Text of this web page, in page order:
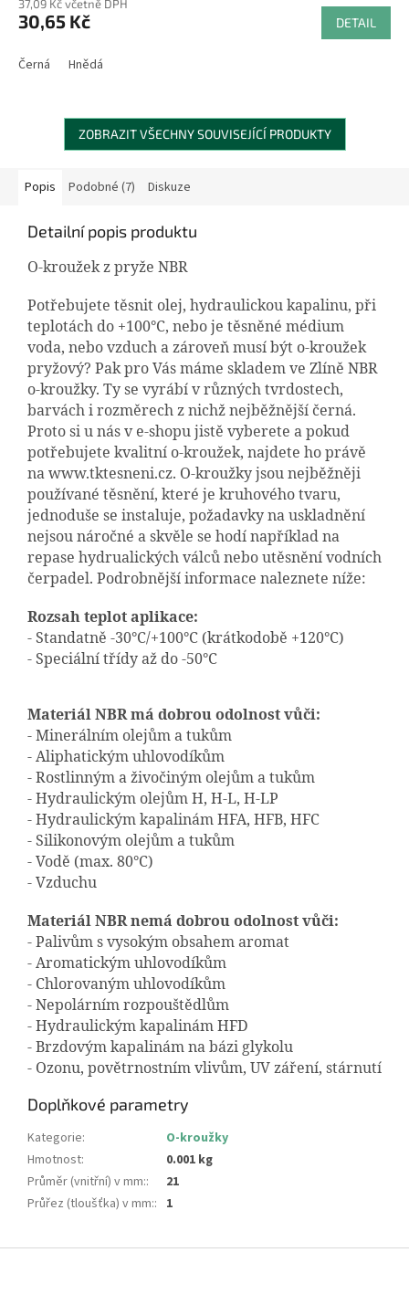
37,09 Kč včetně DPH
30,65 Kč DETAIL
Černá Hnědá
ZOBRAZIT VŠECHNY SOUVISEJÍCÍ PRODUKTY
Popis Podobné (7) Diskuze
Detailní popis produktu
O-kroužek z pryže NBR
Potřebujete těsnit olej, hydraulickou kapalinu, při
teplotách do +100°C, nebo je těsněné médium
voda, nebo vzduch a zároveň musí být o-kroužek
pryžový? Pak pro Vás máme skladem ve Zlíně NBR
o-kroužky. Ty se vyrábí v různých tvrdostech,
barvách i rozměrech z nichž nejběžnější černá.
Proto si u nás v e-shopu jistě vyberete a pokud
potřebujete kvalitní o-kroužek, najdete ho právě
na www.tktesneni.cz. O-kroužky jsou nejběžněji
používané těsnění, které je kruhového tvaru,
jednoduše se instaluje, požadavky na uskladnění
nejsou náročné a skvěle se hodí například na
repase hydrualických válců nebo utěsnění vodních
čerpadel. Podrobnější informace naleznete níže:
Rozsah teplot aplikace:
- Standatně -30°C/+100°C (krátkodobě +120°C)
- Speciální třídy až do -50°C
Materiál NBR má dobrou odolnost vůči:
- Minerálním olejům a tukům
- Aliphatickým uhlovodíkům
- Rostlinným a živočiným olejům a tukům
- Hydraulickým olejům H, H-L, H-LP
- Hydraulickým kapalinám HFA, HFB, HFC
- Silikonovým olejům a tukům
- Vodě (max. 80°C)
- Vzduchu
Materiál NBR nemá dobrou odolnost vůči:
- Palivům s vysokým obsahem aromat
- Aromatickým uhlovodíkům
- Chlorovaným uhlovodíkům
- Nepolárním rozpouštědlům
- Hydraulickým kapalinám HFD
- Brzdovým kapalinám na bázi glykolu
- Ozonu, povětrnostním vlivům, UV záření, stárnutí
Doplňkové parametry
Kategorie:
O-kroužky
Hmotnost:
0.001 kg
Průměr (vnitřní) v mm::
21
Průřez (tloušťka) v mm:: 1